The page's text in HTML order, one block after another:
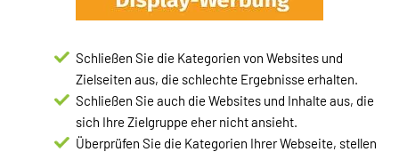
Schließen Sie die Kategorien von Websites und
Zielseiten aus, die schlechte Ergebnisse erhalten.
Schließen Sie auch die Websites und Inhalte aus, die
sich Ihre Zielgruppe eher nicht ansieht.
Überprüfen Sie die Kategorien Ihrer Webseite, stellen